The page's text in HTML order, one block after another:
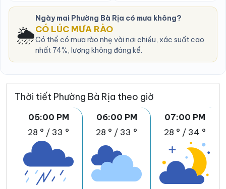
🌦️
Ngày mai Phường Bà Rịa có mưa không?
CÓ LÚC MƯA RÀO
Có thể có mưa rào nhẹ vài nơi chiều, xác suất cao
nhất 74%, lượng không đáng kể.
Thời tiết Phường Bà Rịa theo giờ
05:00 PM
28 ° / 33 °
06:00 PM
28 ° / 33 °
07:00 PM
28 ° / 34 °